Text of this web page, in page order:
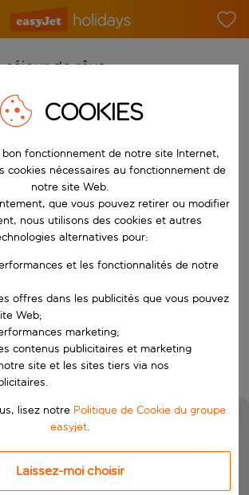
séjour de rêve
pour la saisie automatique. Lorsque les
votre aéroport
pour la saisie automatique. Lorsque les
destination
de départ et une date de retour.
dates
Rechercher
COOKIES
fonctionnement de notre site Internet,
cookies nécessaires au fonctionnement de
notre site Web.
que vous pouvez retirer ou modifier
nous utilisons des cookies et autres
alternatives pour:
et les fonctionnalités de notre
offres dans les publicités que vous pouvez
Web;
marketing;
contenus publicitaires et marketing
site et les sites tiers via nos
lisez notre Politique de Cookie du groupe
easyjet.
Laissez-moi choisir